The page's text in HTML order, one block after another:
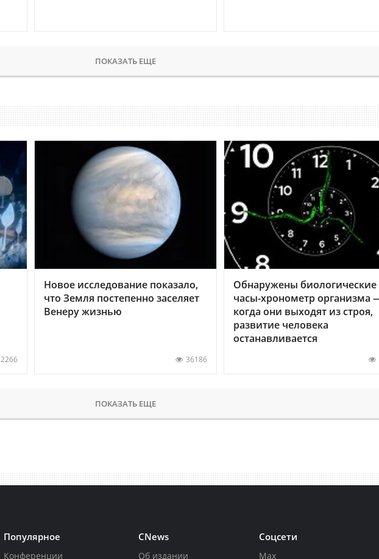
ПОКАЗАТЬ ЕЩЕ
2266
Новое исследование показало,
что Земля постепенно заселяет
Венеру жизнью
36186
Обнаружены биологические
часы-хронометр организма
когда они выходят из строя,
развитие человека
останавливается
ПОКАЗАТЬ ЕЩЕ
Популярное
Конференции
CNews
Об издании
Соцсети
Max